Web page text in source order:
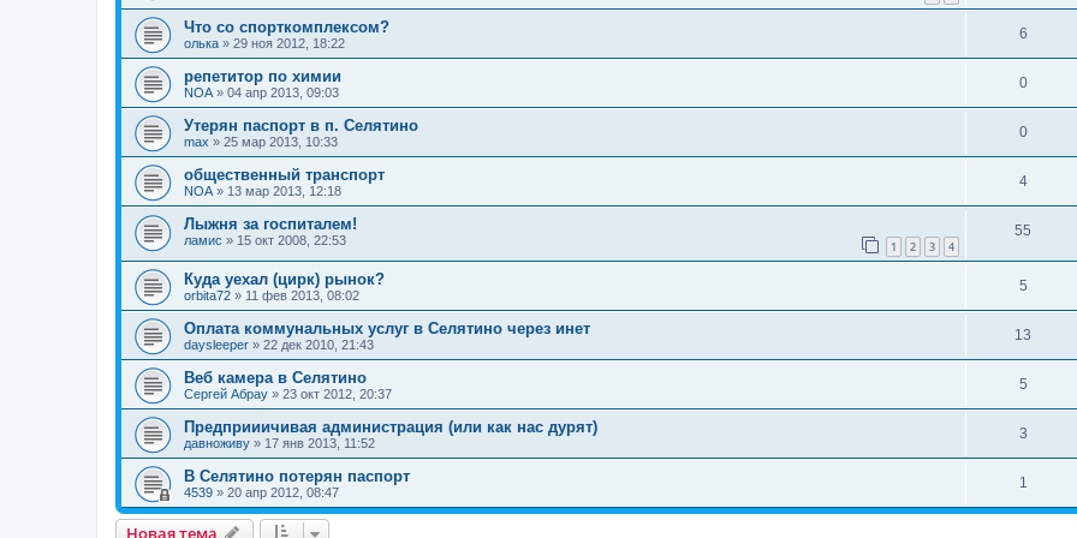
Что со спорткомплексом?
олька » 29 ноя 2012, 18:22
6
репетитор по химии
NOA » 04 апр 2013, 09:03
0
Утерян паспорт в п. Селятино
max » 25 мар 2013, 10:33
0
общественный транспорт
NOA » 13 мар 2013, 12:18
4
Лыжня за госпиталем!
ламис » 15 окт 2008, 22:53 1 2 3 4
55
Куда уехал (цирк) рынок?
orbita72 » 11 фев 2013, 08:02
5
Оплата коммунальных услуг в Селятино через инет
daysleeper » 22 дек 2010, 21:43
13
Веб камера в Селятино
Сергей Абрау » 23 окт 2012, 20:37
5
Предприиичивая администрация (или как нас дурят)
давноживу » 17 янв 2013, 11:52
3
В Селятино потерян паспорт
4539 » 20 апр 2012, 08:47
1